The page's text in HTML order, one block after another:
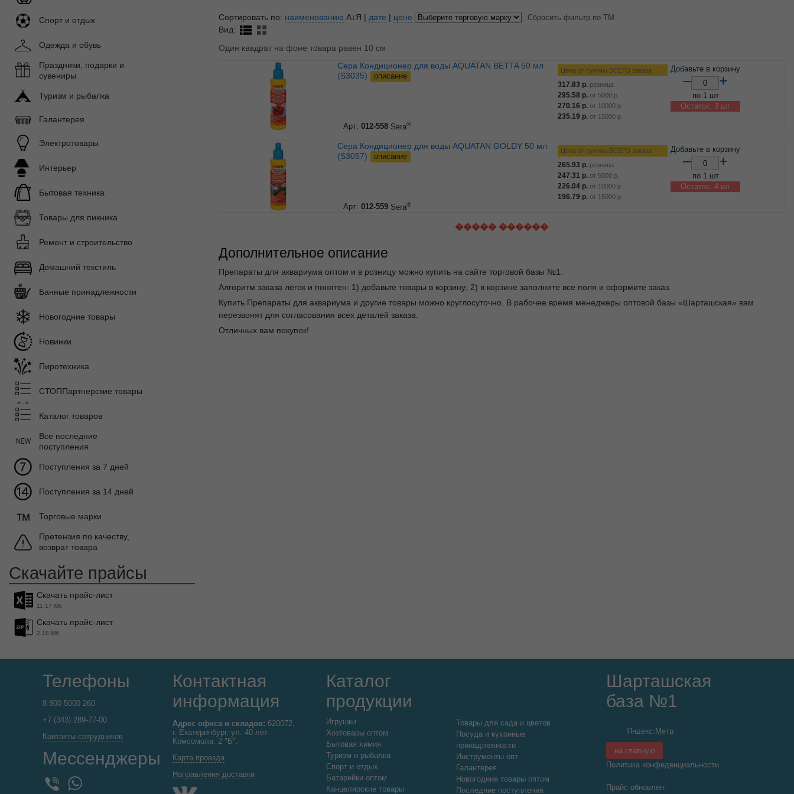
Сортировать по: наименованию А↓Я | дате | цене Сбросить фильтр по ТМ
Вид:
Один квадрат на фоне товара равен 10 см
Сера Кондиционер для воды AQUATAN BETTA 50 мл
(S3035)
описание
Арт: 012-558 Sera®
Цена от суммы ВСЕГО заказа
317.83 р. розница
295.58 р. от 5000 р.
270.16 р. от 10000 р.
235.19 р. от 15000 р.
Добавьте в корзину
– +
по 1 шт
Остаток: 3 шт
Сера Кондиционер для воды AQUATAN GOLDY 50 мл
(S3057)
описание
Арт: 012-559 Sera®
Цена от суммы ВСЕГО заказа
265.93 р. розница
247.31 р. от 5000 р.
226.04 р. от 10000 р.
196.79 р. от 15000 р.
Добавьте в корзину
– +
по 1 шт
Остаток: 4 шт
����� ������
Дополнительное описание
Препараты для аквариума оптом и в розницу можно купить на сайте торговой базы №1.
Алгоритм заказа лёгок и понятен: 1) добавьте товары в корзину; 2) в корзине заполните все поля и оформите заказ.
Купить Препараты для аквариума и другие товары можно круглосуточно. В рабочее время менеджеры оптовой базы «Шарташская» вам
перезвонят для согласования всех деталей заказа.
Отличных вам покупок!
Спорт и отдых
Одежда и обувь
Праздники, подарки и
сувениры
Туризм и рыбалка
Галантерея
Электротовары
Интерьер
Бытовая техника
Товары для пикника
Ремонт и строительство
Домашний текстиль
Банные принадлежности
Новогодние товары
Новинки
Пиротехника
СТОППартнерские товары
Каталог товаров
Все последние
поступления
Поступления за 7 дней
Поступления за 14 дней
Торговые марки
Претензия по качеству,
возврат товара
Скачайте прайсы
Скачать прайс-лист
11.17 Мб
Скачать прайс-лист
2.18 Мб
Телефоны
8 800 5000 260
+7 (343) 289-77-00
Контакты сотрудников
Мессенджеры
WhatsApp
Контактная
информация
Адрес офиса и складов: 620072,
г. Екатеринбург, ул. 40 лет
Комсомола, 2 "Б".
Карта проезда
Направления доставки
Каталог
продукции
Игрушки
Хозтовары оптом
Бытовая химия
Туризм и рыбалка
Спорт и отдых
Батарейки оптом
Канцелярские товары
Товары для сада и цветов
Посуда и кухонные
принадлежности
Инструменты опт
Галантерея
Новогодние товары оптом
Последние поступления
Шарташская
база №1
на главную
Политика конфиденциальности
Прайс обновлен: